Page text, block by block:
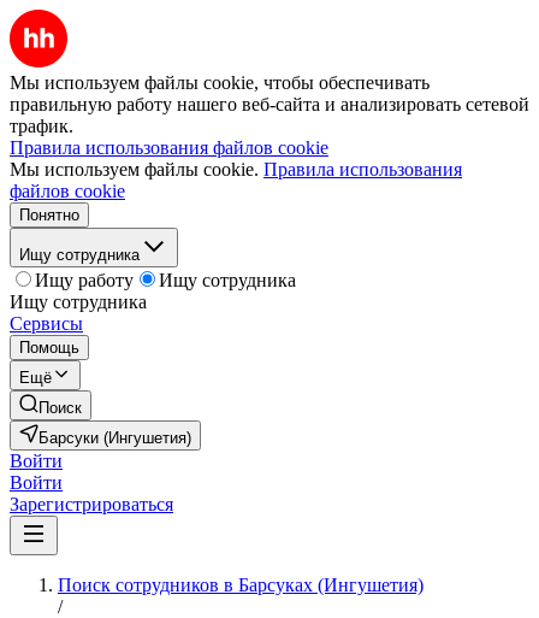
Мы используем файлы cookie, чтобы обеспечивать
правильную работу нашего веб-сайта и анализировать сетевой
трафик.
Правила использования файлов cookie
Мы используем файлы cookie. Правила использования
файлов cookie
Понятно
Ищу сотрудника
Ищу работу
Ищу сотрудника
Ищу сотрудника
Сервисы
Помощь
Ещё
Поиск
Барсуки (Ингушетия)
Войти
Войти
Зарегистрироваться
Поиск сотрудников в Барсуках (Ингушетия)
/